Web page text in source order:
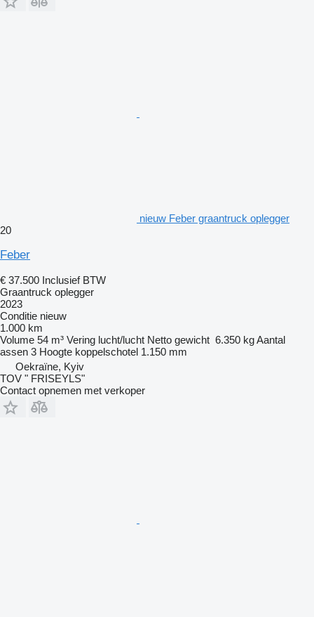
nieuw Feber graantruck oplegger
20
Feber
€ 37.500 Inclusief BTW
Graantruck oplegger
2023
Conditie nieuw
1.000 km
Volume 54 m³ Vering lucht/lucht Netto gewicht 6.350 kgAantal
assen 3 Hoogte koppelschotel 1.150 mm
Oekraïne, Kyiv
TOV " FRISEYLS"
Contact opnemen met verkoper